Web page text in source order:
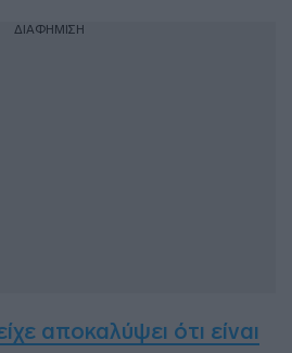
ΔΙΑΦΗΜΙΣΗ
αποκαλύψει ότι είναι